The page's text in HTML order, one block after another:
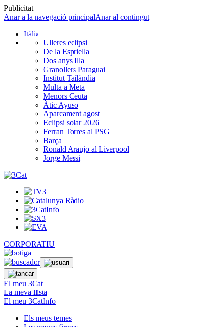
Publicitat
Anar a la navegació principalAnar al contingut
Itàlia
Ulleres eclipsi
De la Espriella
Dos anys Illa
Granollers Paraguai
Institut Tailàndia
Multa a Meta
Menors Ceuta
Àtic Ayuso
Aparcament agost
Eclipsi solar 2026
Ferran Torres al PSG
Barça
Ronald Araujo al Liverpool
Jorge Messi
CORPORATIU
El meu 3Cat
La meva llista
El meu 3CatInfo
Els meus temes